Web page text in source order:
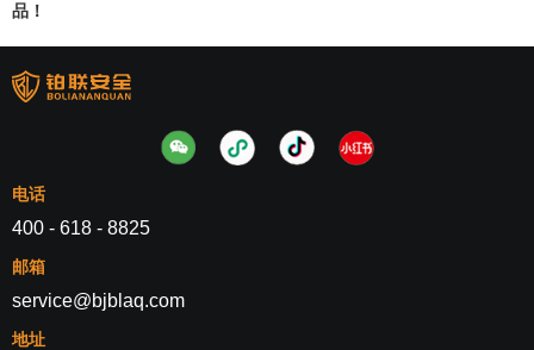
品！
电话
400 - 618 - 8825
邮箱
service@bjblaq.com
地址